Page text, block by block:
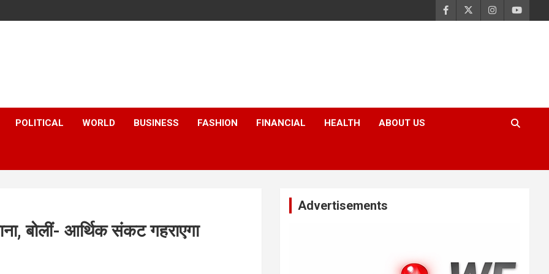
POLITICAL WORLD BUSINESS FASHION FINANCIAL HEALTH ABOUT US
बोलीं- आर्थिक संकट गहराएगा
Advertisements